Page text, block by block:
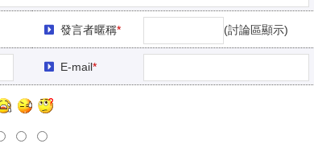
發言者暱稱* (討論區顯示)
E-mail*